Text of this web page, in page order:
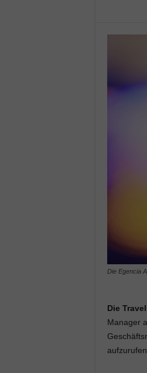
Die Egencia
Die
Manager
aufzurufen.